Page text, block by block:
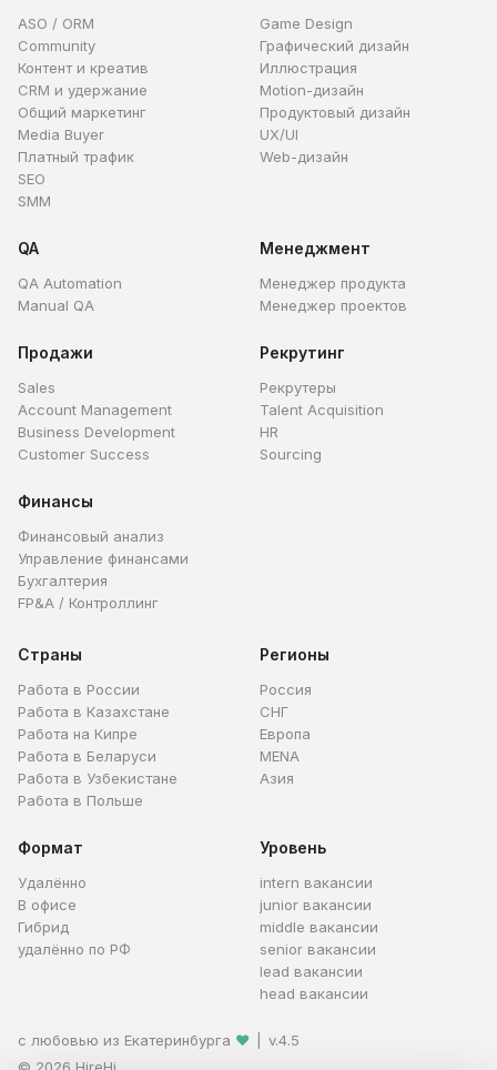
ASO / ORM
Community
Контент и креатив
CRM и удержание
Общий маркетинг
Media Buyer
Платный трафик
SEO
SMM
Game Design
Графический дизайн
Иллюстрация
Motion-дизайн
Продуктовый дизайн
UX/UI
Web-дизайн
QA
QA Automation
Manual QA
Менеджмент
Менеджер продукта
Менеджер проектов
Продажи
Sales
Account Management
Business Development
Customer Success
Рекрутинг
Рекрутеры
Talent Acquisition
HR
Sourcing
Финансы
Финансовый анализ
Управление финансами
Бухгалтерия
FP&A / Контроллинг
Страны
Работа в России
Работа в Казахстане
Работа на Кипре
Работа в Беларуси
Работа в Узбекистане
Работа в Польше
Регионы
Россия
СНГ
Европа
MENA
Азия
Формат
Удалённо
В офисе
Гибрид
удалённо по РФ
Уровень
intern вакансии
junior вакансии
middle вакансии
senior вакансии
lead вакансии
head вакансии
с любовью из Екатеринбурга ❤
v.4.5